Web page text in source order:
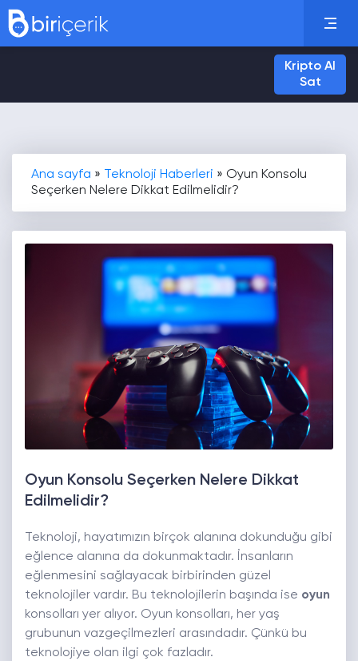
Kripto Al
Sat
Ana sayfa » Teknoloji Haberleri » Oyun Konsolu
Seçerken Nelere Dikkat Edilmelidir?
Oyun Konsolu Seçerken Nelere Dikkat
Edilmelidir?
Teknoloji, hayatımızın birçok alanına dokunduğu gibi
eğlence alanına da dokunmaktadır. İnsanların
eğlenmesini sağlayacak birbirinden güzel
teknolojiler vardır. Bu teknolojilerin başında ise oyun
konsolları yer alıyor. Oyun konsolları, her yaş
grubunun vazgeçilmezleri arasındadır. Çünkü bu
teknolojiye olan ilgi çok fazladır.